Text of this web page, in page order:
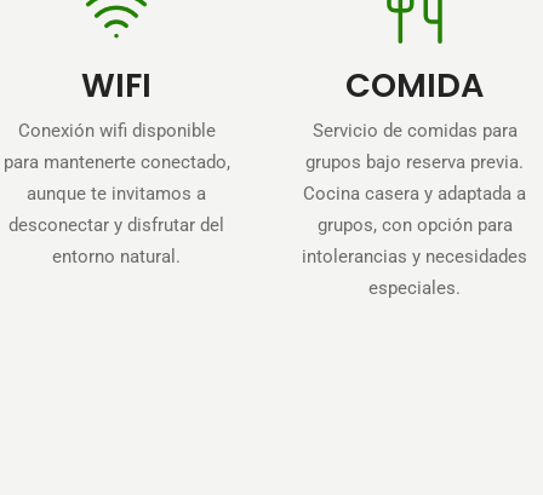
WIFI
Conexión wifi disponible
para mantenerte conectado,
aunque te invitamos a
desconectar y disfrutar del
entorno natural.
COMIDA
Servicio de comidas para
grupos bajo reserva previa.
Cocina casera y adaptada a
grupos, con opción para
intolerancias y necesidades
especiales.